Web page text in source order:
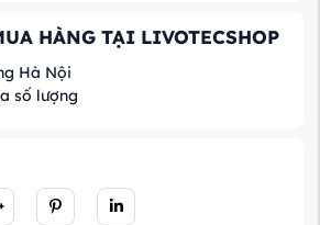
HÀNG TẠI LIVOTECSHOP
Hà Nội
số lượng